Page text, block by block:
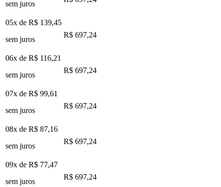
sem juros
05x de R$ 139,45
sem juros
R$ 697,24
06x de R$ 116,21
sem juros
R$ 697,24
07x de R$ 99,61
sem juros
R$ 697,24
08x de R$ 87,16
sem juros
R$ 697,24
09x de R$ 77,47
sem juros
R$ 697,24